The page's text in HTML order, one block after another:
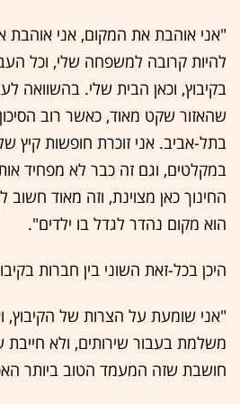
"אני אוהבת את המקום, אני אוהבת
להיות קרובה למשפחה שלי, וכל
בקיבוץ, וכאן הבית שלי. בהשוואה
שהאזור שקט מאוד, כאשר רוב
בתל-אביב. אני זוכרת חופשות קיץ
במקלטים, וגם זה כבר לא מפחיד
החינוך כאן מצוינת, וזה מאוד חשוב
הוא מקום נהדר לגדל בו ילדים".
היכן בכל-זאת השוני בין חברות
"אני שומעת על הצרות של הקיבוץ,
משלמת בעבור שירותים, ולא
חושבת שזה המעמד הטוב ביותר